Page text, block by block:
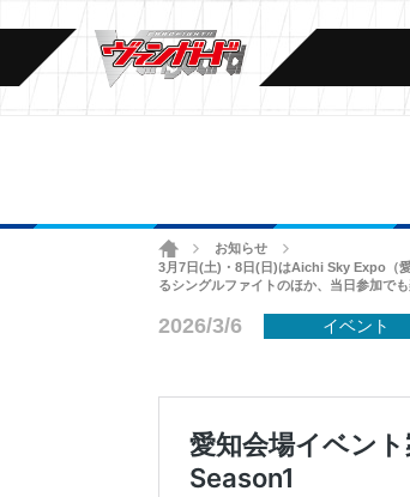
ホームお知らせ
3月7日(土)・8日(日)はAichi Sky Expo（
るシングルファイトのほか、当日参加で
2026/3/6 イベント